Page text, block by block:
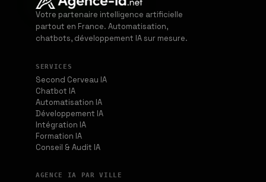
Votre partenaire intelligence artificielle
partout en France. Automatisation,
chatbots, développement IA sur mesure.
SERVICES
Second Cerveau IA
Chatbot IA
Automatisation IA
Développement IA
Intégration IA
Formation IA
Conseil & Audit IA
AGENCE IA PAR VILLE